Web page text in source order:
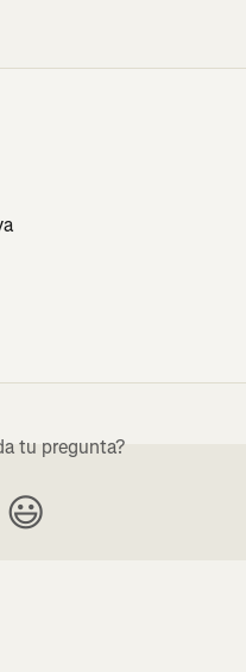
tu pregunta?
😃